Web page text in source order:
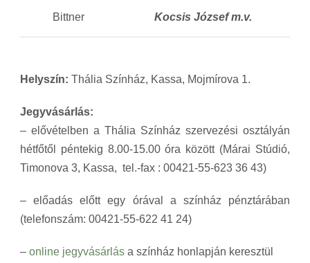
Bittner Kocsis József m.v.
Helyszín: Thália Színház, Kassa, Mojmírova 1.
Jegyvásárlás:
– elővételben a Thália Színház szervezési osztályán
hétfőtől péntekig 8.00-15.00 óra között (Márai Stúdió,
Timonova 3, Kassa, tel.-fax : 00421-55-623 36 43)
– előadás előtt egy órával a színház pénztárában
(telefonszám: 00421-55-622 41 24)
– online jegyvásárlás a színház honlapján keresztül